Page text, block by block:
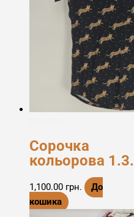
Сорочка
кольорова 1.3.
1,100.00 грн.
До
кошика